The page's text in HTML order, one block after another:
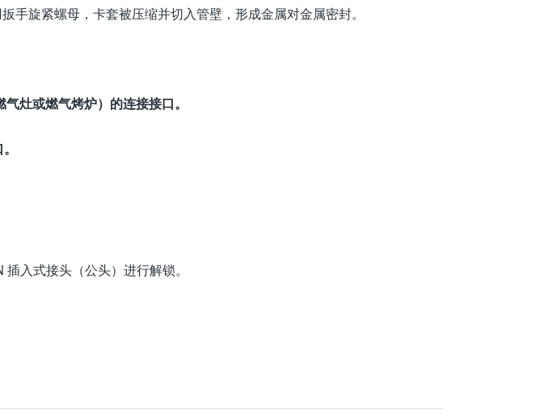
手旋紧螺母，卡套被压缩并切入管壁，形成金属对金属密封。
灶或燃气烤炉）的连接接口。
入式接头（公头）进行解锁。